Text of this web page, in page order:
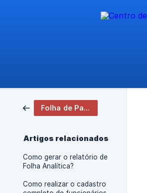
Folha de Pagamento
Artigos relacionados
Como gerar o relatório de
Folha Analítica?
Como realizar o cadastro